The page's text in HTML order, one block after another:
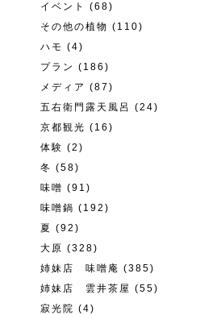
イベント
(68)
その他の植物 (110)
ハモ (4)
プラン (186)
メディア (87)
五右衛門露天風呂 (24)
京都観光 (16)
体験 (2)
冬 (58)
味噌 (91)
味噌鍋 (192)
夏 (92)
大原 (328)
姉妹店 味噌庵 (385)
姉妹店 雲井茶屋 (55)
寂光院 (4)